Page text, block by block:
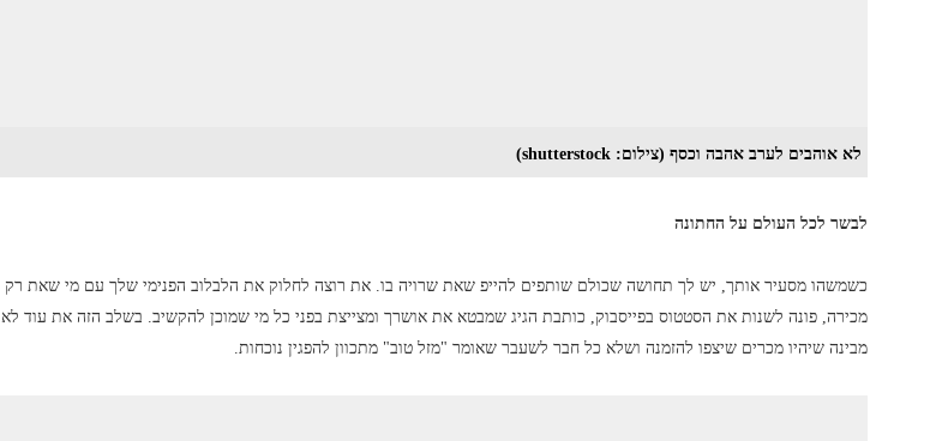
לא אוהבים לערב אהבה וכסף (צילום: shutterstock)
לבשר לכל העולם על החתונה
כשמשהו מסעיר אותך, יש לך תחושה שכולם שותפים להייפ שאת שרויה בו. את רוצה לחלוק את הלבלוב הפנימי שלך עם מי שאת רק
מכירה, פונה לשנות את הסטטוס בפייסבוק, כותבת הגיג שמבטא את אושרך ומצייצת בפני כל מי שמוכן להקשיב. בשלב הזה את עוד לא
מבינה שיהיו מכרים שיצפו להזמנה ושלא כל חבר לשעבר שאומר "מזל טוב" מתכוון להפגין נוכחות.